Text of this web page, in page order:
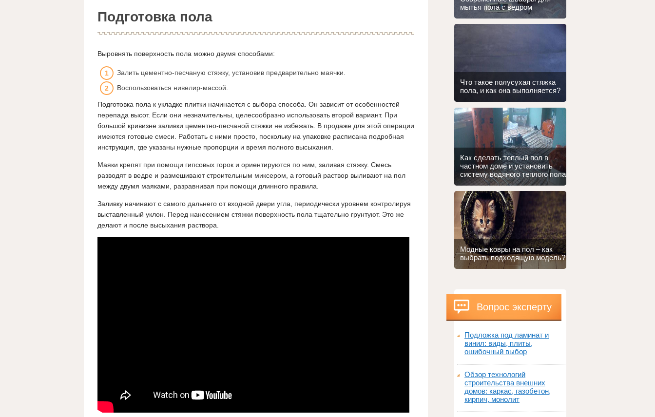
Подготовка пола
Выровнять поверхность пола можно двумя способами:
Залить цементно-песчаную стяжку, установив предварительно маячки.
Воспользоваться нивелир-массой.
Подготовка пола к укладке плитки начинается с выбора способа. Он зависит от особенностей
перепада высот. Если они незначительны, целесообразно использовать второй вариант. При
большой кривизне заливки цементно-песчаной стяжки не избежать. В продаже для этой операции
имеются готовые смеси. Работать с ними просто, поскольку на упаковке расписана подробная
инструкция, где указаны нужные пропорции и время полного высыхания.
Маяки крепят при помощи гипсовых горок и ориентируются по ним, заливая стяжку. Смесь
разводят в ведре и размешивают строительным миксером, а готовый раствор выливают на пол
между двумя маяками, разравнивая при помощи длинного правила.
Заливку начинают с самого дальнего от входной двери угла, периодически уровнем контролируя
выставленный уклон. Перед нанесением стяжки поверхность пола тщательно грунтуют. Это же
делают и после высыхания раствора.
мытья пола с ведром
Что такое полусухая стяжка
пола, и как она выполняется?
Как сделать теплый пол в
частном доме и установить
систему водяного теплого пола
Модные ковры на пол – как
выбрать подходящую модель?
Вопрос эксперту
Подложка под ламинат и
винил: виды, плиты,
ошибочный выбор
Обзор технологий
строительства внешних
домов: каркас, газобетон,
кирпич, монолит